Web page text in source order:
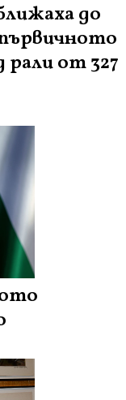
до
рали от 327